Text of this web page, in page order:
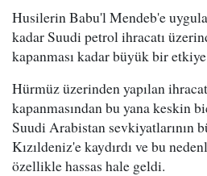
Husilerin Babu'l Mendeb'e
kadar Suudi petrol ihracatı
kapanması kadar büyük bir
Hürmüz üzerinden yapılan
kapanmasından bu yana keskin
Suudi Arabistan sevkiyatlarının
Kızıldeniz'e kaydırdı ve bu
özellikle hassas hale geldi.